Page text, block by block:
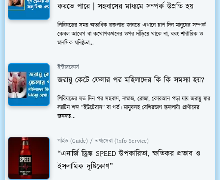
করতে পারে | সহবাসের মাধ্যমে সম্পর্ক উন্নতি হয়
পিরিয়ডের সময় অত্যধিক রক্তপাত জানতে এখানে চাপ দিন মানুষের সম্পর্ক
কেবল আবেগ বা কথোপকথনের ওপর দাঁড়িয়ে থাকে না, বরং শারীরিক ও
মানসিক ঘনিষ্ঠতা...
ইন্টারকোর্স
জরায়ু কেটে ফেলার পর মহিলাদের কি কি সমস্যা হয়?
পিরিয়ডের যত দিন পর সহবাস, নামাজ, রোজা, কোরআন পড়া যায় জরায়ু যার
ল্যাটিন শব্দ “ইউটেরাস” বা গর্ভ। মানুষসহ বেশিরভাগ স্তন্যপায়ী প্রাণীদের
জননত...
গাইড (Guide) / তথ্যসেবা (Info Service)
“এনার্জি ড্রিঙ্ক SPEED উপকারিতা, ক্ষতিকর প্রভাব ও
ইসলামিক দৃষ্টিকোণ”